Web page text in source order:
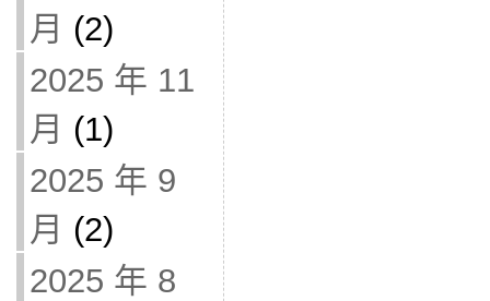
月 (2)
2025 年 11
月 (1)
2025 年 9
月 (2)
2025 年 8